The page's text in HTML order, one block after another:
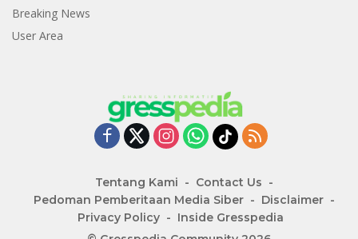
Breaking News
User Area
Tentang Kami
Contact Us
Pedoman Pemberitaan Media Siber
Disclaimer
Privacy Policy
Inside Gresspedia